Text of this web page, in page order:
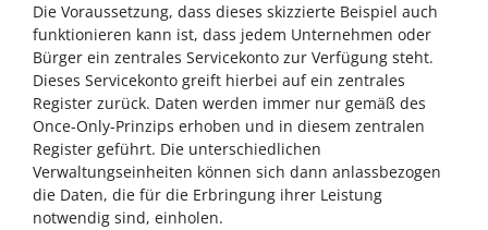
Die Voraussetzung, dass dieses skizzierte Beispiel auch
funktionieren kann ist, dass jedem Unternehmen oder
Bürger ein zentrales Servicekonto zur Verfügung steht.
Dieses Servicekonto greift hierbei auf ein zentrales
Register zurück. Daten werden immer nur gemäß des
Once-Only-Prinzips erhoben und in diesem zentralen
Register geführt. Die unterschiedlichen
Verwaltungseinheiten können sich dann anlassbezogen
die Daten, die für die Erbringung ihrer Leistung
notwendig sind, einholen.